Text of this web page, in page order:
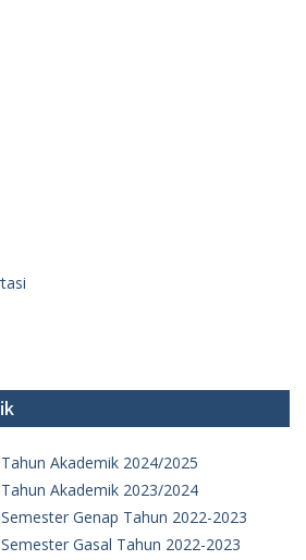
Akademik 2024/2025
Akademik 2023/2024
Genap Tahun 2022-2023
Gasal Tahun 2022-2023